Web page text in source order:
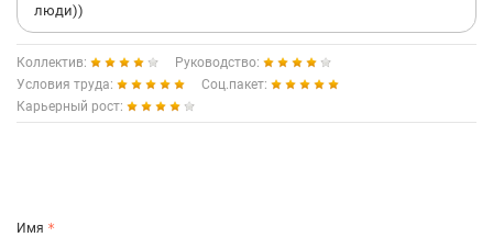
люди))
Коллектив:
Руководство:
Условия труда:
Соц.пакет:
Карьерный рост:
Имя